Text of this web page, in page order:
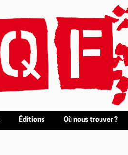
Éditions Où nous trouver ?